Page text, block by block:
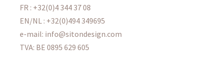
FR : +32(0)4 344 37 08
EN/NL : +32(0)494 349695
e-mail: info@sitondesign.com
TVA: BE 0895 629 605